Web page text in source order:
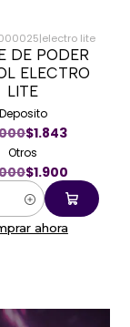
|electro lite
DE PODER
ELECTRO
LITE
Deposito
$1.843
Otros
$1.900
ahora